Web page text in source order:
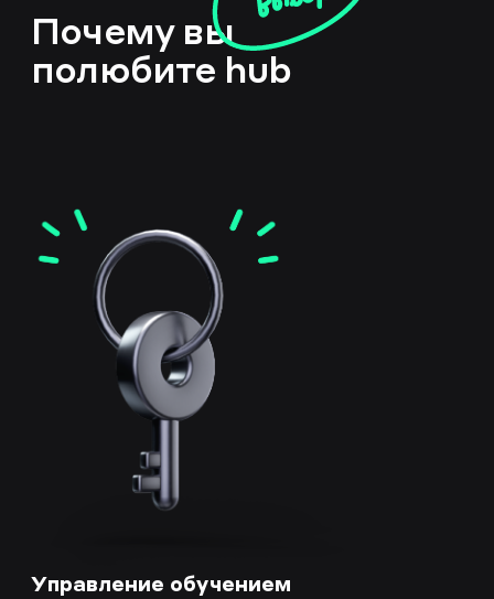
Почему вы
полюбите hub
Управление обучением